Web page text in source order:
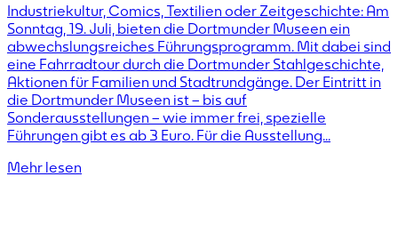
Industriekultur, Comics, Textilien oder Zeitgeschichte: Am
Sonntag, 19. Juli, bieten die Dortmunder Museen ein
abwechslungsreiches Führungsprogramm. Mit dabei sind
eine Fahrradtour durch die Dortmunder Stahlgeschichte,
Aktionen für Familien und Stadtrundgänge. Der Eintritt in
die Dortmunder Museen ist – bis auf
Sonderausstellungen – wie immer frei, spezielle
Führungen gibt es ab 3 Euro. Für die Ausstellung...
Mehr lesen